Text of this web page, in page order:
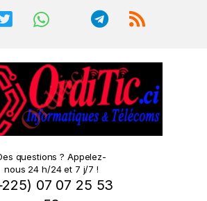
questions ? Appelez-
nous 24 h/24 et 7 j/7 !
07 07 25 53